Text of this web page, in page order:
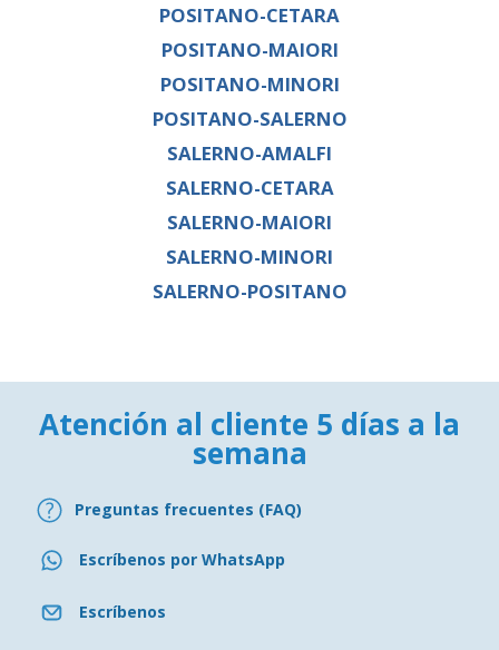
POSITANO-CETARA
POSITANO-MAIORI
POSITANO-MINORI
POSITANO-SALERNO
SALERNO-AMALFI
SALERNO-CETARA
SALERNO-MAIORI
SALERNO-MINORI
SALERNO-POSITANO
Atención al cliente 5 días a la
semana
Preguntas frecuentes (FAQ)
Escríbenos por WhatsApp
Escríbenos